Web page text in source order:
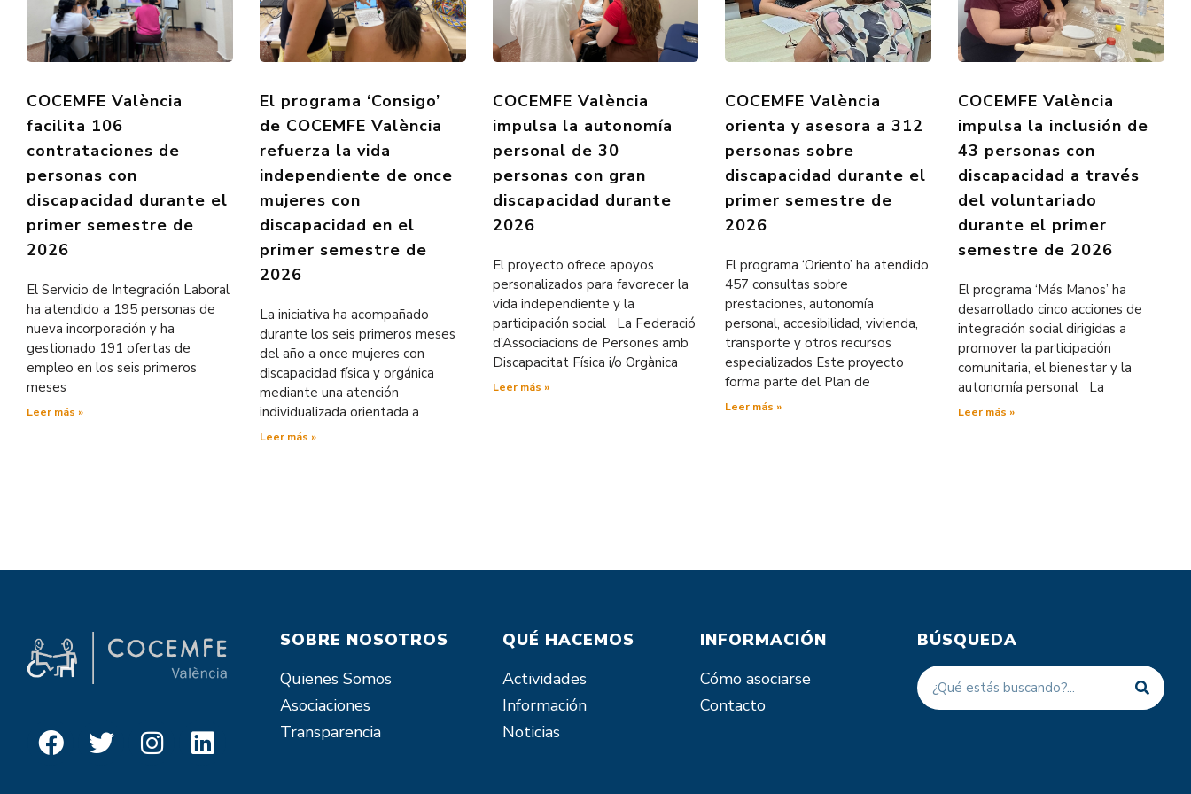
COCEMFE València
facilita 106
contrataciones de
personas con
discapacidad durante el
primer semestre de
2026
El Servicio de Integración Laboral
ha atendido a 195 personas de
nueva incorporación y ha
gestionado 191 ofertas de
empleo en los seis primeros
meses
Leer más »
El programa ‘Consigo’
de COCEMFE València
refuerza la vida
independiente de once
mujeres con
discapacidad en el
primer semestre de
2026
La iniciativa ha acompañado
durante los seis primeros meses
del año a once mujeres con
discapacidad física y orgánica
mediante una atención
individualizada orientada a
Leer más »
COCEMFE València
impulsa la autonomía
personal de 30
personas con gran
discapacidad durante
2026
El proyecto ofrece apoyos
personalizados para favorecer la
vida independiente y la
participación social La Federació
d’Associacions de Persones amb
Discapacitat Física i/o Orgànica
Leer más »
COCEMFE València
orienta y asesora a 312
personas sobre
discapacidad durante el
primer semestre de
2026
El programa ‘Oriento’ ha atendido
457 consultas sobre
prestaciones, autonomía
personal, accesibilidad, vivienda,
transporte y otros recursos
especializados Este proyecto
forma parte del Plan de
Leer más »
COCEMFE València
impulsa la inclusión de
43 personas con
discapacidad a través
del voluntariado
durante el primer
semestre de 2026
El programa ‘Más Manos’ ha
desarrollado cinco acciones de
integración social dirigidas a
promover la participación
comunitaria, el bienestar y la
autonomía personal La
Leer más »
SOBRE NOSOTROS
Quienes Somos
Asociaciones
Transparencia
QUÉ HACEMOS
Actividades
Información
Noticias
INFORMACIÓN
Cómo asociarse
Contacto
BÚSQUEDA